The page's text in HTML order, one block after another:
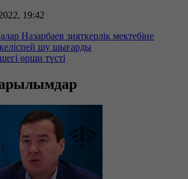
19:42
Назарбаев зияткерлік мектебіне
шу шығарды
өрши түсті